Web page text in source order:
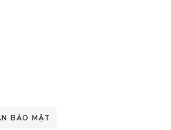
BẢO MẬT